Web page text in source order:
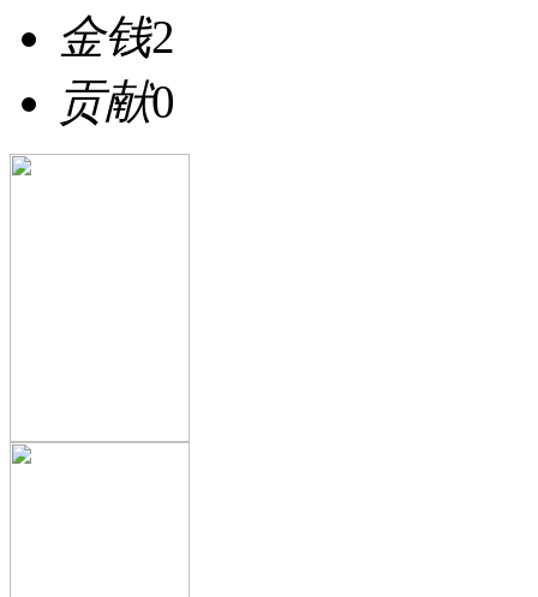
金钱2
贡献0